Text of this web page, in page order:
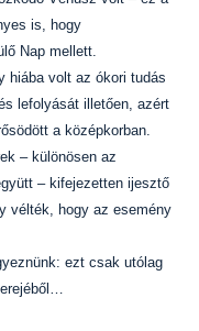
is, hogy
Nap mellett.
hiába volt az ókori tudás
lefolyását illetően, azért
a középkorban.
– különösen az
– kifejezetten ijesztő
vélték, hogy az esemény
ezt csak utólag